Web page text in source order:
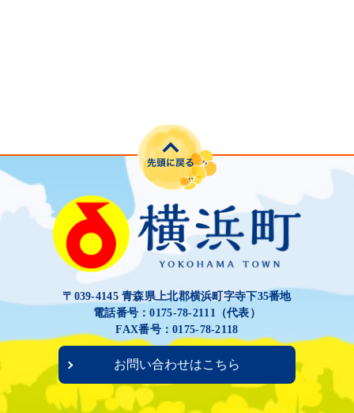
〒039-4145 青森県上北郡横浜町字寺下35番地
電話番号：0175-78-2111（代表）
FAX番号：0175-78-2118
お問い合わせはこちら